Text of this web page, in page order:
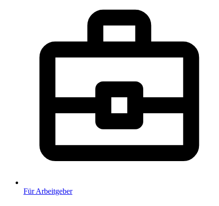
Für Arbeitgeber